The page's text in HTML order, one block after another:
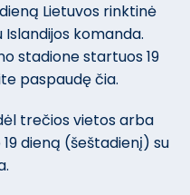
Lietuvos rinktinė
komanda.
stadione startuos 19
paspaudę čia.
trečios vietos arba
dieną (šeštadienį) su